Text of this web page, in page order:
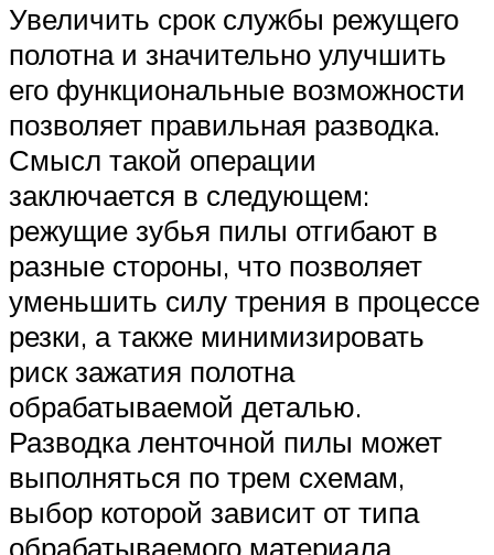
Увеличить срок службы режущего
полотна и значительно улучшить
его функциональные возможности
позволяет правильная разводка.
Смысл такой операции
заключается в следующем:
режущие зубья пилы отгибают в
разные стороны, что позволяет
уменьшить силу трения в процессе
резки, а также минимизировать
риск зажатия полотна
обрабатываемой деталью.
Разводка ленточной пилы может
выполняться по трем схемам,
выбор которой зависит от типа
обрабатываемого материала.